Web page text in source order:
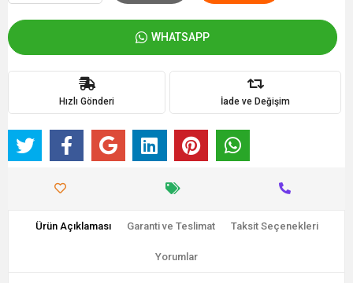
WHATSAPP
Hızlı Gönderi İade ve Değişim
Ürün Açıklaması Garanti ve Teslimat Taksit Seçenekleri
Yorumlar